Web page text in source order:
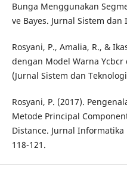
Bunga Menggunakan
ve Bayes. Jurnal Sistem dan
Rosyani, P., Amalia, R., &
dengan Model Warna Ycbcr
(Jurnal Sistem dan
Rosyani, P. (2017).
Metode Principal
Distance. Jurnal
118-121.